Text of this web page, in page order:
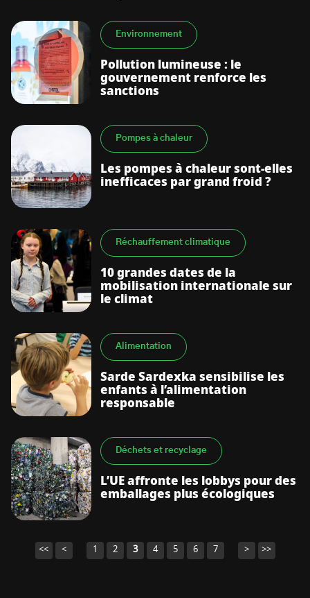
Environnement
Pollution lumineuse : le
gouvernement renforce les
sanctions
Pompes à chaleur
Les pompes à chaleur sont-elles
inefficaces par grand froid ?
Réchauffement climatique
10 grandes dates de la
mobilisation internationale sur
le climat
Alimentation
Sarde Sardexka sensibilise les
enfants à l’alimentation
responsable
Déchets et recyclage
L’UE affronte les lobbys pour des
emballages plus écologiques
<< < 1 2 3 4 5 6 7 > >>